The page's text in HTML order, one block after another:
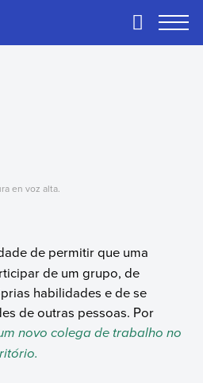
Primary
en voz alta.
de permitir que uma
de um grupo, de
habilidades e de se
de outras pessoas. Por
novo colega de trabalho no